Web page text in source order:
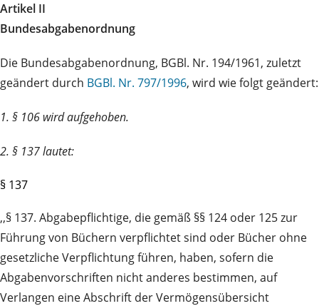
Artikel II
Bundesabgabenordnung
Die Bundesabgabenordnung, BGBl. Nr. 194/1961, zuletzt
geändert durch BGBl. Nr. 797/1996, wird wie folgt geändert:
1. § 106 wird aufgehoben.
2. § 137 lautet:
§ 137
,,§ 137. Abgabepflichtige, die gemäß §§ 124 oder 125 zur
Führung von Büchern verpflichtet sind oder Bücher ohne
gesetzliche Verpflichtung führen, haben, sofern die
Abgabenvorschriften nicht anderes bestimmen, auf
Verlangen eine Abschrift der Vermögensübersicht